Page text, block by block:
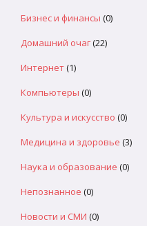
Бизнес и финансы (0)
Домашний очаг(22)
Интернет(1)
Компьютеры (0)
Культура и искусство (0)
Медицина и здоровье (3)
Наука и образование (0)
Непознанное (0)
Новости и СМИ (0)